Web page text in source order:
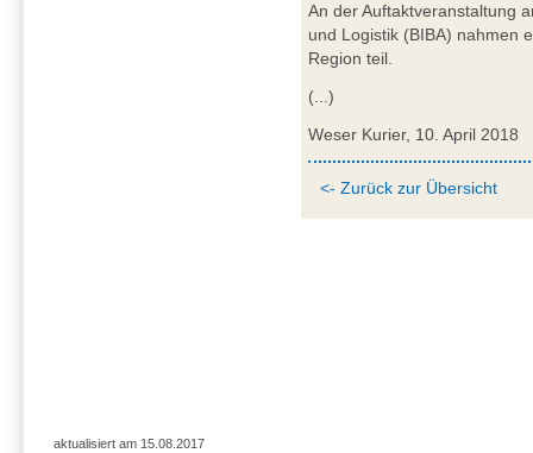
An der Auftaktveranstaltung
und Logistik (BIBA) nahmen
Region teil.
(...)
Weser Kurier, 10. April 2018
<- Zurück zur Übersicht
aktualisiert am 15.08.2017